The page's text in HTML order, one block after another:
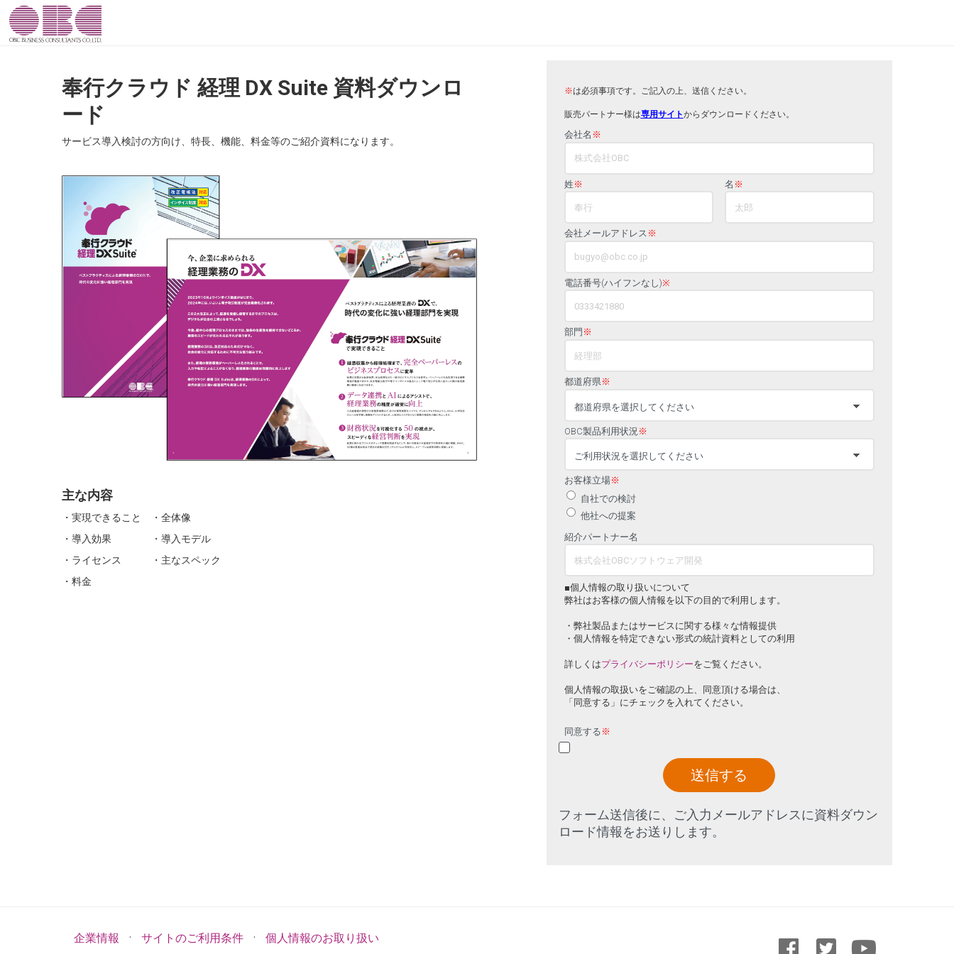
※は必須事項です。ご記入の上、送信ください。
販売パートナー様は専用サイトからダウンロードください。
会社名 ※
姓 ※ 名 ※
会社メールアドレス ※
電話番号(ハイフンなし)※
部門 ※
都道府県※
OBC製品利用状況 ※
お客様立場※
自社での検討
他社への提案
紹介パートナー名
■個人情報の取り扱いについて
弊社はお客様の個人情報を以下の目的で利用します。
・弊社製品またはサービスに関する様々な情報提供
・個人情報を特定できない形式の統計資料としての利用
詳しくはプライバシーポリシーをご覧ください。
個人情報の取扱いをご確認の上、同意頂ける場合は、
「同意する」にチェックを入れてください。
同意する ※
送信する
フォーム送信後に、ご入力メールアドレスに資料ダウン
ロード情報をお送りします。
奉行クラウド 経理 DX Suite 資料ダウンロ
ード
サービス導入検討の方向け、特長、機能、料金等のご紹介資料になります。
主な内容
・実現できること ・全体像
・導入効果 ・導入モデル
・ライセンス ・主なスペック
・料金
企業情報 · サイトのご利用条件 · 個人情報のお取り扱い